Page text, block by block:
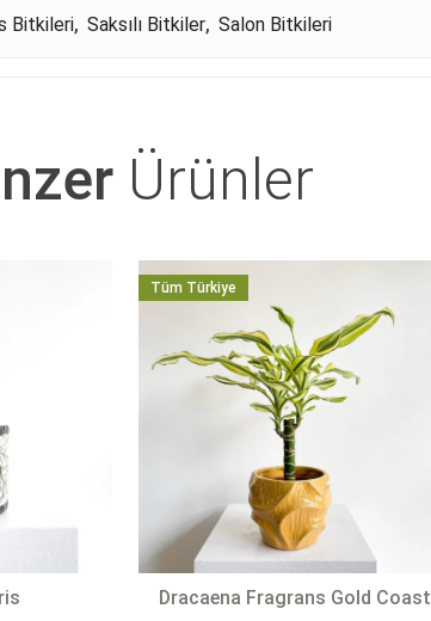
Bitkileri, Saksılı Bitkiler, Salon Bitkileri
Ürünler
Tüm Türkiye
Dracaena Fragrans Gold Coast